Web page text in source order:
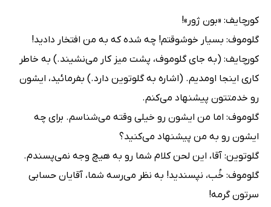
کورچایف: «بون ژور»!
گلوموف: بسیار خوشوقتم! چه شده که به من افتخار دادید!
کورچایف: (به جای گلوموف، پشت میز کار می‌نشیند.) به خاطر
کاری اینجا اومدیم. (اشاره به گلوتوین دارد.) بفرمائید، ایشون
رو خدمتتون پیشنهاد می‌کنم.
گلوموف: اما من ایشون رو خیلی وقته می‌شناسم. برای چه
ایشون رو به من پیشنهاد می‌کنید؟
گلوتوین: آقا، این لحن کلام شما رو به هیچ وجه نمی‌پسندم.
گلوموف: خُب، نپسندید! به نظر می‌رسه شما، آقایان حسابی
سرتون گرمه!